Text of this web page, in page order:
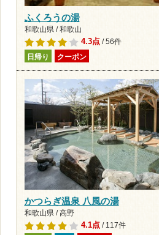
ふくろうの湯
和歌山県 / 和歌山
4.3点/ 56件
日帰り クーポン
かつらぎ温泉 八風の湯
和歌山県 / 高野
4.1点/ 117件